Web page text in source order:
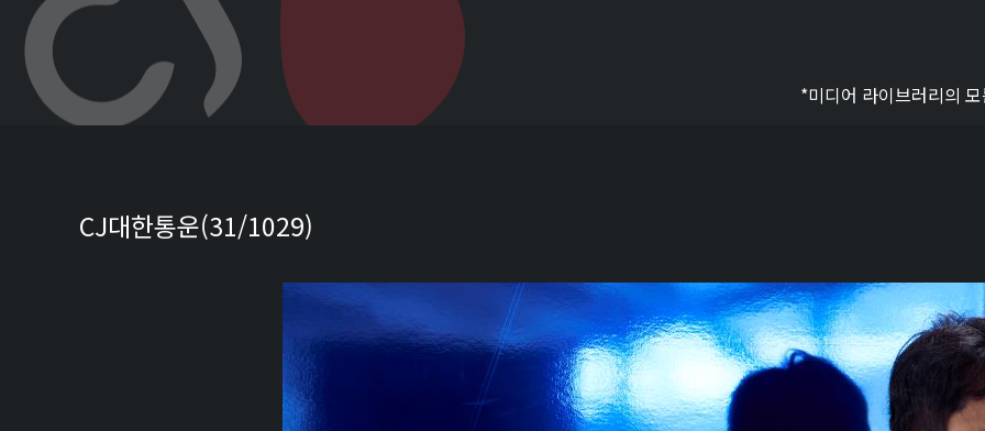
*미디어 라이브러리의
CJ대한통운(31/1029)